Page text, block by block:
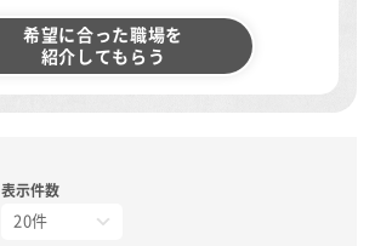
希望に合った職場を
紹介してもらう
表示件数